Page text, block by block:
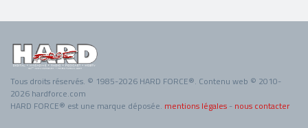
Tous droits réservés. © 1985-2026 HARD FORCE®. Contenu web © 2010-
2026 hardforce.com
HARD FORCE® est une marque déposée. mentions légales - nous contacter